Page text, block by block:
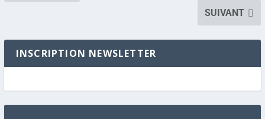
SUIVANT
INSCRIPTION NEWSLETTER